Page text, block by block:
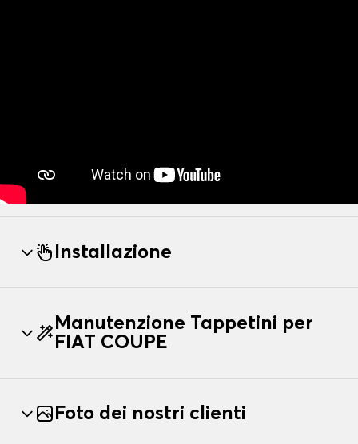
Installazione
Manutenzione Tappetini per
FIAT COUPE
Foto dei nostri clienti